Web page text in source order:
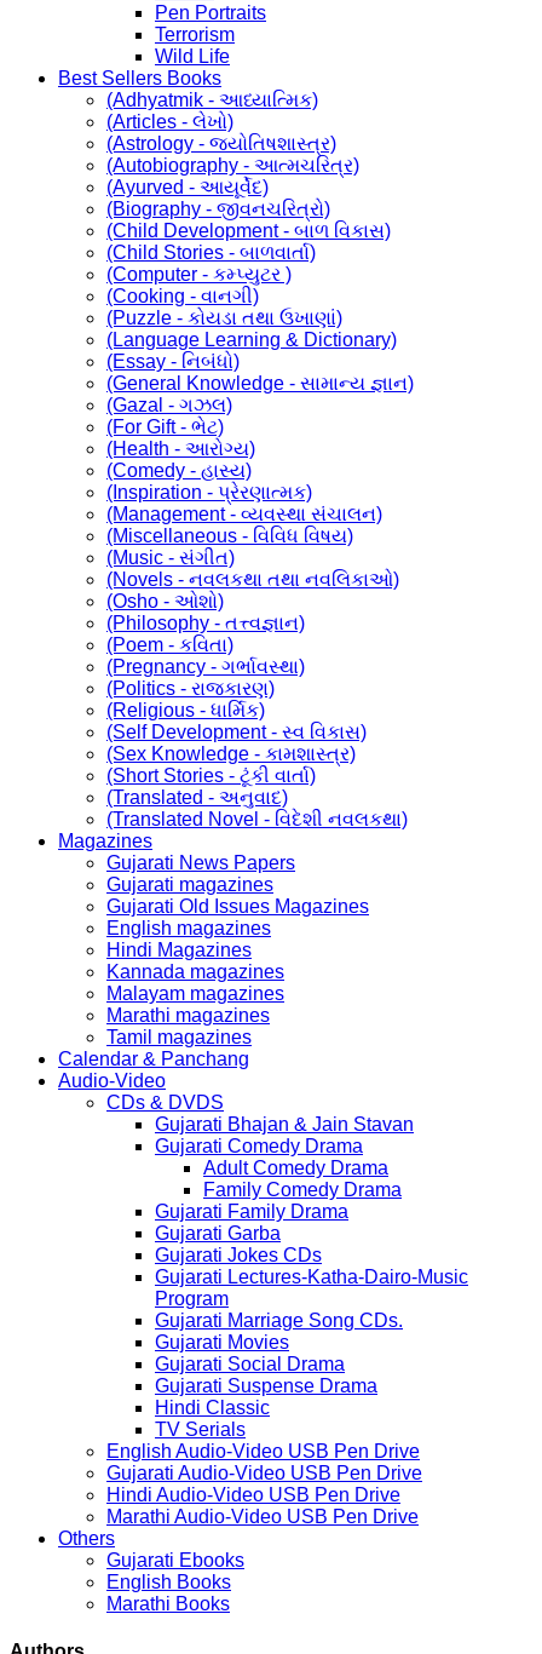
Pen Portraits
Terrorism
Wild Life
Best Sellers Books
(Adhyatmik - આધ્યાત્મિક)
(Articles - લેખો)
(Astrology - જ્યોતિષશાસ્ત્ર)
(Autobiography - આત્મચરિત્ર)
(Ayurved - આયૂર્વેદ)
(Biography - જીવનચરિત્રો)
(Child Development - બાળ વિકાસ)
(Child Stories - બાળવાર્તા)
(Computer - કમ્પ્યુટર )
(Cooking - વાનગી)
(Puzzle - કોયડા તથા ઉખાણાં)
(Language Learning & Dictionary)
(Essay - નિબંધો)
(General Knowledge - સામાન્ય જ્ઞાન)
(Gazal - ગઝલ)
(For Gift - ભેટ)
(Health - આરોગ્ય)
(Comedy - હાસ્ય)
(Inspiration - પ્રેરણાત્મક)
(Management - વ્યવસ્થા સંચાલન)
(Miscellaneous - વિવિધ વિષય)
(Music - સંગીત)
(Novels - નવલકથા તથા નવલિકાઓ)
(Osho - ઓશો)
(Philosophy - તત્ત્વજ્ઞાન)
(Poem - કવિતા)
(Pregnancy - ગર્ભાવસ્થા)
(Politics - રાજકારણ)
(Religious - ધાર્મિક)
(Self Development - સ્વ વિકાસ)
(Sex Knowledge - કામશાસ્ત્ર)
(Short Stories - ટૂંકી વાર્તા)
(Translated - અનુવાદ)
(Translated Novel - વિદેશી નવલકથા)
Magazines
Gujarati News Papers
Gujarati magazines
Gujarati Old Issues Magazines
English magazines
Hindi Magazines
Kannada magazines
Malayam magazines
Marathi magazines
Tamil magazines
Calendar & Panchang
Audio-Video
CDs & DVDS
Gujarati Bhajan & Jain Stavan
Gujarati Comedy Drama
Adult Comedy Drama
Family Comedy Drama
Gujarati Family Drama
Gujarati Garba
Gujarati Jokes CDs
Gujarati Lectures-Katha-Dairo-Music
Program
Gujarati Marriage Song CDs.
Gujarati Movies
Gujarati Social Drama
Gujarati Suspense Drama
Hindi Classic
TV Serials
English Audio-Video USB Pen Drive
Gujarati Audio-Video USB Pen Drive
Hindi Audio-Video USB Pen Drive
Marathi Audio-Video USB Pen Drive
Others
Gujarati Ebooks
English Books
Marathi Books